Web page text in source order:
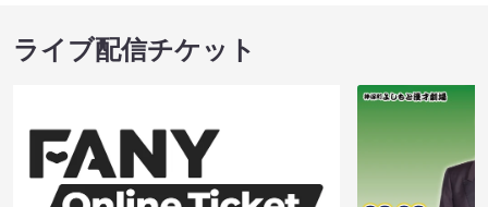
ライブ配信チケット